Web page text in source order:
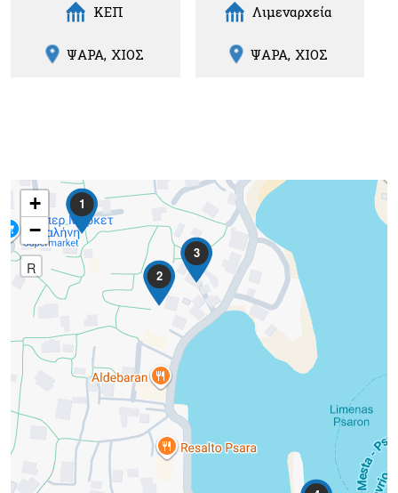
ΚΕΠ
ΨΑΡΑ ΧΙΟΣ
Λιμεναρχεία
ΨΑΡΑ ΧΙΟΣ
1
2
3
+
−
R